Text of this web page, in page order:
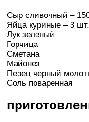
Сыр сливочный –
Яйца куриные – 3 шт.
Лук зеленый
Горчица
Сметана
Майонез
Перец черный
Соль поваренная